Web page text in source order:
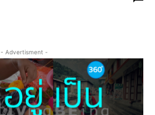
- Advertisment -